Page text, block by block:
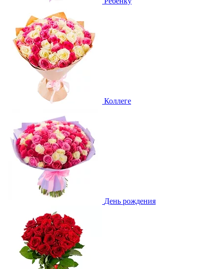
Коллеге
День рождения